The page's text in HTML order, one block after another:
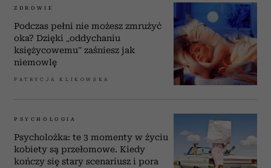
ZDROWIE
Podczas pełni nie możesz zmrużyć
oka? Dzięki „oddychaniu
księżycowemu” zaśniesz jak
niemowlę
PATRYCJA KLIKOWSKA
PSYCHOLOGIA
Psycholożka: te 3 momenty w życiu
kobiety są przełomowe. Kiedy
kończy się stary scenariusz i pora